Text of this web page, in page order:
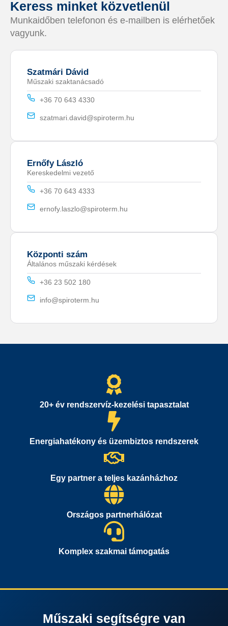
Keress minket közvetlenül
Munkaidőben telefonon és e-mailben is elérhetőek
vagyunk.
Szatmári Dávid
Műszaki szaktanácsadó
+36 70 643 4330
szatmari.david@spiroterm.hu
Ernőfy László
Kereskedelmi vezető
+36 70 643 4333
ernofy.laszlo@spiroterm.hu
Központi szám
Általános műszaki kérdések
+36 23 502 180
info@spiroterm.hu
20+ év rendszervíz-kezelési tapasztalat
Energiahatékony és üzembiztos rendszerek
Egy partner a teljes kazánházhoz
Országos partnerhálózat
Komplex szakmai támogatás
Műszaki segítségre van